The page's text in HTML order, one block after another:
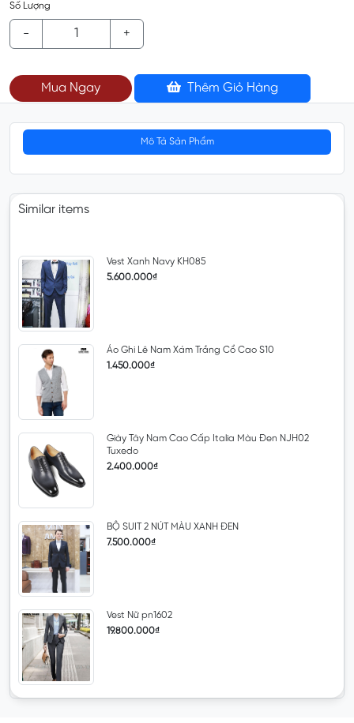
Số Lượng
- +
Mua Ngay Thêm Giỏ Hàng
Mô Tả Sản Phẩm
Similar items
Vest Xanh Navy KH085
5.600.000₫
Áo Ghi Lê Nam Xám Trắng Cổ Cao S10
1.450.000₫
Giày Tây Nam Cao Cấp Italia Màu Đen NJH02
Tuxedo
2.400.000₫
BỘ SUIT 2 NÚT MÀU XANH ĐEN
7.500.000₫
Vest Nữ pn1602
19.800.000₫